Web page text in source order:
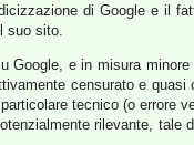
di Google e il
suo sito.
Google, e in misura
censurato e
tecnico (o errore
rilevante, tale